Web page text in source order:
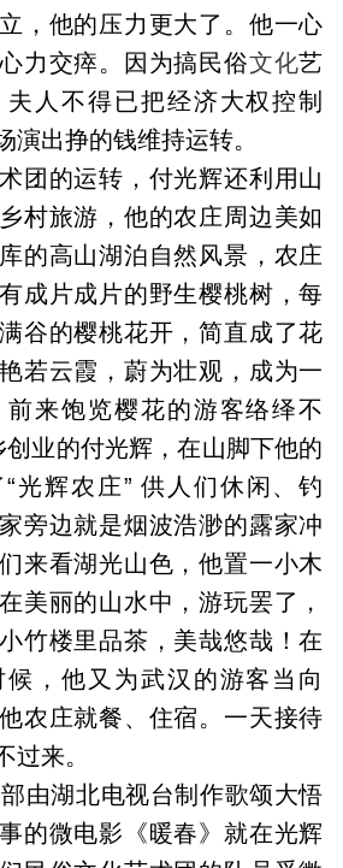
，他的压力更大了。他一心
力交瘁。因为搞民俗文化艺
人不得已把经济大权控制
演出挣的钱维持运转。
团的运转，付光辉还利用山
村旅游，他的农庄周边美如
的高山湖泊自然风景，农庄
成片成片的野生樱桃树，每
谷的樱桃花开，简直成了花
若云霞，蔚为壮观，成为一
来饱览樱花的游客络绎不
业的付光辉，在山脚下他的
光辉农庄” 供人们休闲、钓
旁边就是烟波浩渺的露家冲
来看湖光山色，他置一小木
美丽的山水中，游玩罢了，
竹楼里品茶，美哉悠哉！在
，他又为武汉的游客当向
农庄就餐、住宿。一天接待
过来。
由湖北电视台制作歌颂大悟
的微电影《暖春》就在光辉